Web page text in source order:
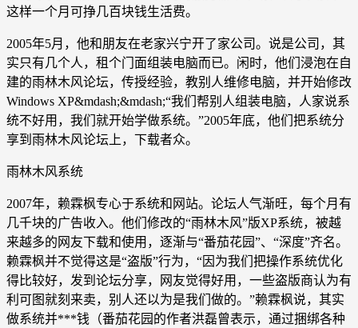
这样一个月可挣几百块钱生活费。
2005年5月，他和朋友在老家兴宁开了家公司。说是公司，其
实只有几个人，租个门面组装电脑而已。闲时，他们浸泡在自
建的雨林木风论坛，传授经验，教别人维修电脑，并开始修改
Windows XP&mdash;&mdash;“我们帮别人组装电脑，人家说系
统不好用，我们就开始学做系统。”2005年底，他们把系统分
享到雨林木风论坛上，下载者众。
雨林木风系统
2007年，赖霖枫专心于系统和网站。论坛人气渐旺，每个月有
几千块的广告收入。他们修改的“雨林木风”版XP系统，被越
来越多的网友下载和使用，逐渐与“番茄花园”、“深度”齐名。
赖霖枫并不觉得这是“盗版”行为，“因为我们把操作系统优化
得比较好，发到论坛分享，网友觉得好用，一些盗版商认为有
利可图就刻来卖，别人还以为是我们做的。”赖霖枫说，其实
做系统并***钱（番茄花园的作者洪磊曾表示，通过捆绑各种